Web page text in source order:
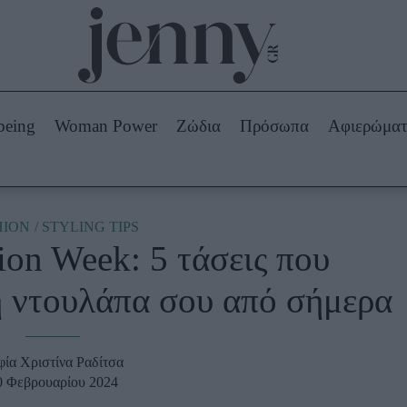
Beauty -
Ομορφιά
Skincare
Μακιγιάζ
Ζώδια
Woman Power Ζώδια Πρόσωπα
STYLING TIPS
Week: 5 τάσεις που
ντουλάπα σου από σήμερα
Χριστίνα Ραδίτσα
Φεβρουαρίου 2024